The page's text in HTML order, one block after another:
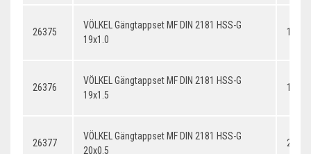
26375
VÖLKEL Gängtappset MF DIN 2181 HSS-G
19x1.0
26376
VÖLKEL Gängtappset MF DIN 2181 HSS-G
19x1.5
26377
VÖLKEL Gängtappset MF DIN 2181 HSS-G
20x0.5